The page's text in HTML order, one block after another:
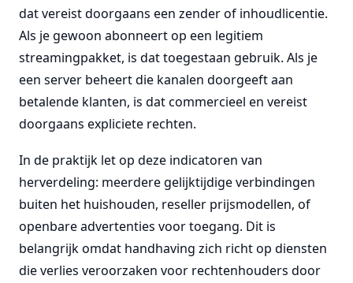
dat vereist doorgaans een zender of inhoudlicentie.
Als je gewoon abonneert op een legitiem
streamingpakket, is dat toegestaan gebruik. Als je
een server beheert die kanalen doorgeeft aan
betalende klanten, is dat commercieel en vereist
doorgaans expliciete rechten.
In de praktijk let op deze indicatoren van
herverdeling: meerdere gelijktijdige verbindingen
buiten het huishouden, reseller prijsmodellen, of
openbare advertenties voor toegang. Dit is
belangrijk omdat handhaving zich richt op diensten
die verlies veroorzaken voor rechtenhouders door